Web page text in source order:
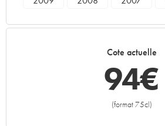
Cote actuelle
94€
(format 75cl)